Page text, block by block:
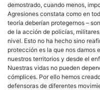
demostrado, cuando menos,
Agresiones constata como en
teoría deberían protegernos –
de la acción de policías,
nivel. Esto no ha hecho sino
protección es la que nos damos
nuestros territorios y desde el
Nuestras vidas no pueden
cómplices. Por ello hemos
defensoras de diferentes